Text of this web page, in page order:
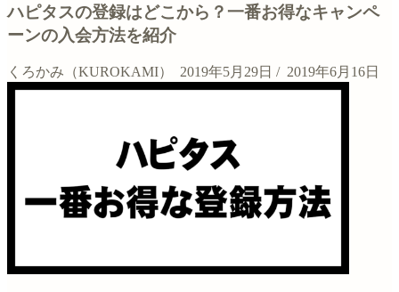
ハピタスの登録はどこから？一番お得なキャンペ
ーンの入会方法を紹介
くろかみ（KUROKAMI） 2019年5月29日 / 2019年6月16日